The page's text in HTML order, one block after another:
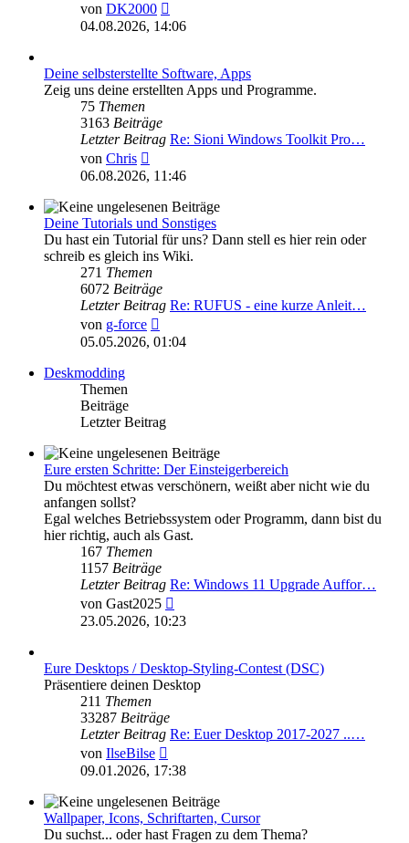
von DK2000
Beitrag
04.08.2026, 14:06
Deine selbsterstellte Software, Apps
Zeig uns deine erstellten Apps und Programme.
75 Themen
3163 Beiträge
Letzter Beitrag Re: Sioni Windows Toolkit Pro…
von Chris
Beitrag
06.08.2026, 11:46
Deine Tutorials und Sonstiges
Du hast ein Tutorial für uns? Dann stell es hier rein oder
schreib es gleich ins Wiki.
271 Themen
6072 Beiträge
Letzter Beitrag Re: RUFUS - eine kurze Anleit…
von g-force
Beitrag
05.05.2026, 01:04
Deskmodding
Themen
Beiträge
Letzter Beitrag
Eure ersten Schritte: Der Einsteigerbereich
Du möchtest etwas verschönern, weißt aber nicht wie du
anfangen sollst?
Egal welches Betriebssystem oder Programm, dann bist du
hier richtig, auch als Gast.
167 Themen
1157 Beiträge
Letzter Beitrag Re: Windows 11 Upgrade Auffor…
von Gast2025
Beitrag
23.05.2026, 10:23
Eure Desktops / Desktop-Styling-Contest (DSC)
Präsentiere deinen Desktop
211 Themen
33287 Beiträge
Letzter Beitrag Re: Euer Desktop 2017-2027 ..…
von IlseBilse
Beitrag
09.01.2026, 17:38
Wallpaper, Icons, Schriftarten, Cursor
Du suchst... oder hast Fragen zu dem Thema?